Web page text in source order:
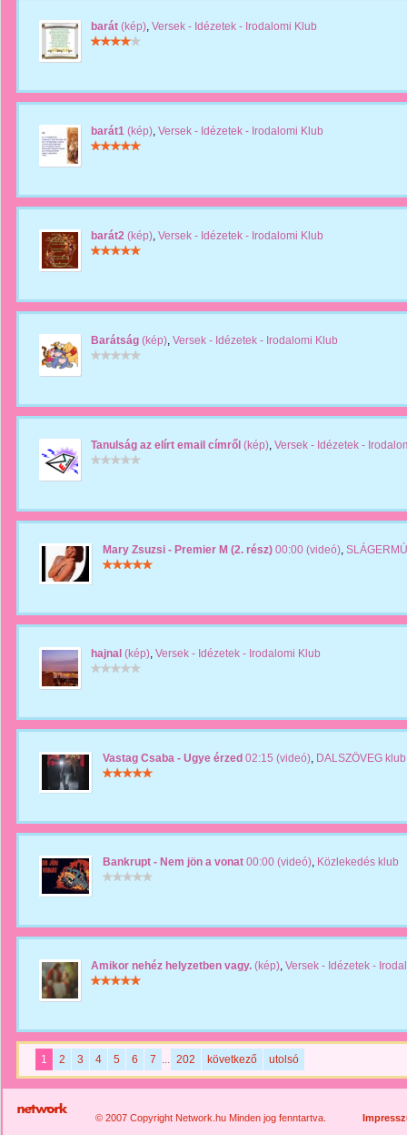
barát (kép), Versek - Idézetek - Irodalomi Klub
barát1 (kép), Versek - Idézetek - Irodalomi Klub
barát2 (kép), Versek - Idézetek - Irodalomi Klub
Barátság (kép), Versek - Idézetek - Irodalomi Klub
Tanulság az elírt email címről (kép), Versek - Idézetek -
Mary Zsuzsi - Premier M (2. rész) 00:00 (videó),
hajnal (kép), Versek - Idézetek - Irodalomi Klub
Vastag Csaba - Ugye érzed 02:15 (videó), DALSZÖVEG klub
Bankrupt - Nem jön a vonat 00:00 (videó), Közlekedés klub
Amikor nehéz helyzetben vagy. (kép), Versek - Idézetek -
1 2 3 4 5 6 7 ... 202 következő utolsó
© 2007 Copyright Network.hu Minden jog fenntartva.